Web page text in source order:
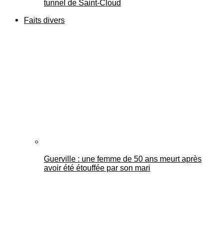
tunnel de Saint-Cloud
Faits divers
Guerville : une femme de 50 ans meurt après
avoir été étouffée par son mari